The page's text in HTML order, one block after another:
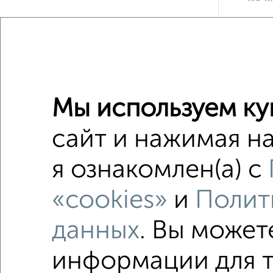
Поиск по
не
С
Мы используем
сайт и нажимая
я ознакомлен(а) с
«cookies» и
данных. Вы
информации для